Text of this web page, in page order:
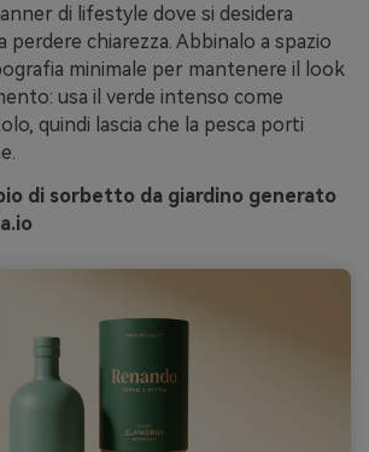
di lifestyle dove si desidera
perdere chiarezza. Abbinalo a spazio
minimale per mantenere il look
usa il verde intenso come
quindi lascia che la pesca porti
di sorbetto da giardino generato